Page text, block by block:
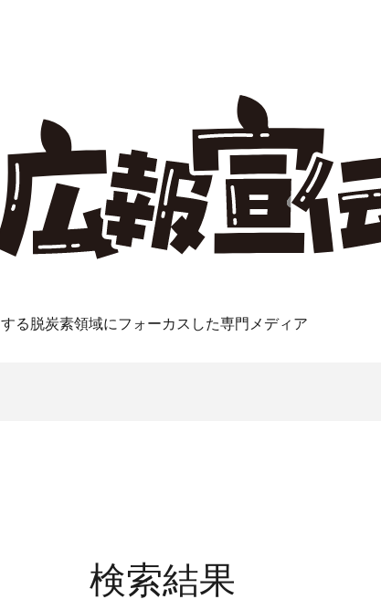
る脱炭素領域にフォーカスした専門メディア
検索結果